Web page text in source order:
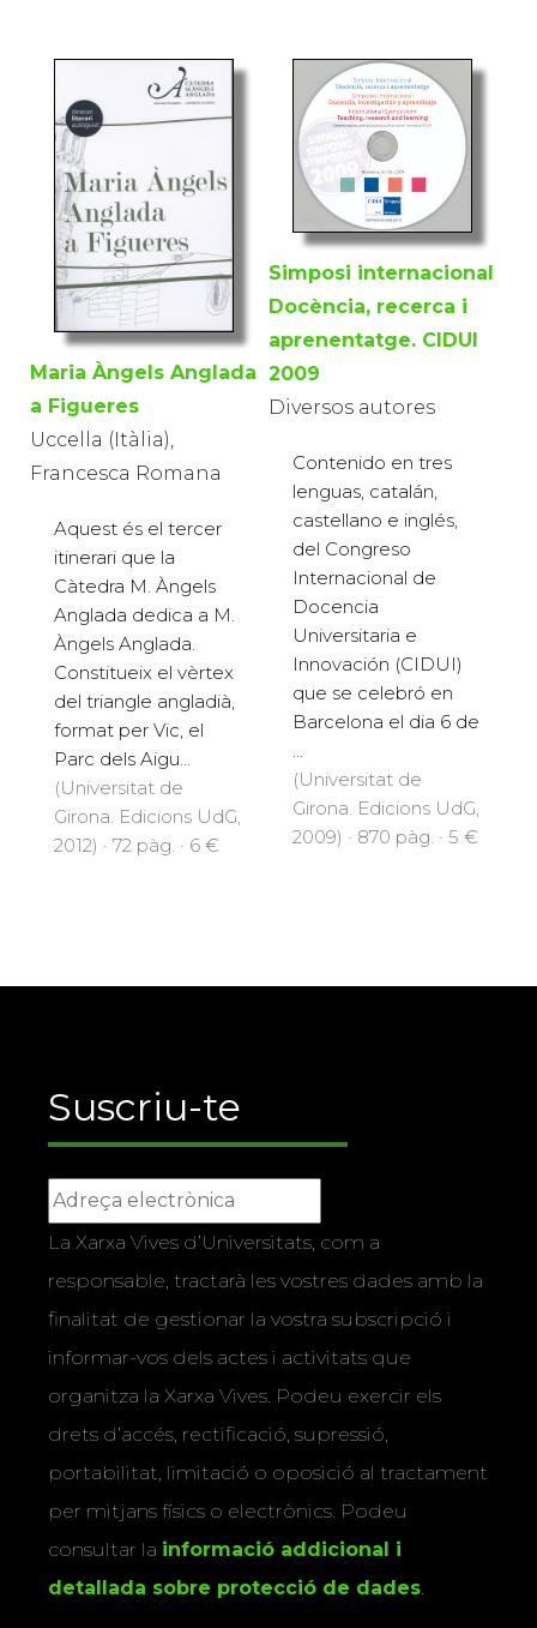
Maria Àngels Anglada
a Figueres
Uccella (Itàlia),
Francesca Romana
Aquest és el tercer
itinerari que la
Càtedra M. Àngels
Anglada dedica a M.
Àngels Anglada.
Constitueix el vèrtex
del triangle angladià,
format per Vic, el
Parc dels Aigu...
(Universitat de
Girona. Edicions UdG,
2012) · 72 pàg. · 6 €
Simposi internacional
Docència, recerca i
aprenentatge. CIDUI
2009
Diversos autores
Contenido en tres
lenguas, catalán,
castellano e inglés,
del Congreso
Internacional de
Docencia
Universitaria e
Innovación (CIDUI)
que se celebró en
Barcelona el dia 6 de
...
(Universitat de
Girona. Edicions UdG,
2009) · 870 pàg. · 5 €
Suscriu-te
La Xarxa Vives d’Universitats, com a
responsable, tractarà les vostres dades amb la
finalitat de gestionar la vostra subscripció i
informar-vos dels actes i activitats que
organitza la Xarxa Vives. Podeu exercir els
drets d’accés, rectificació, supressió,
portabilitat, limitació o oposició al tractament
per mitjans físics o electrònics. Podeu
consultar la informació addicional i
detallada sobre protecció de dades.